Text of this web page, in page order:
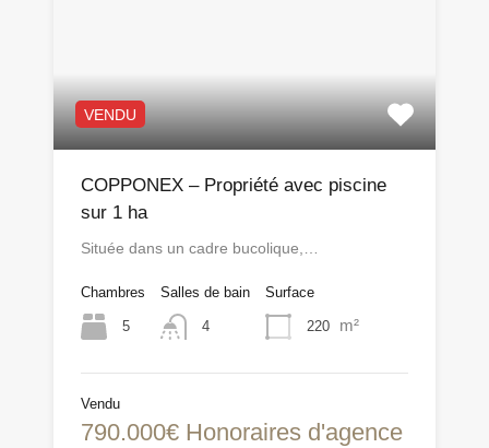
VENDU
COPPONEX – Propriété avec piscine
sur 1 ha
Située dans un cadre bucolique,…
Chambres
5
Salles de bain
4
Surface
220 m²
Vendu
790.000€ Honoraires d'agence